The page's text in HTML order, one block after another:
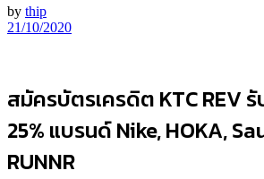
by thip
21/10/2020
สมัครบัตรเครดิต KTC REV
25% แบรนด์ Nike, HOKA,
RUNNR